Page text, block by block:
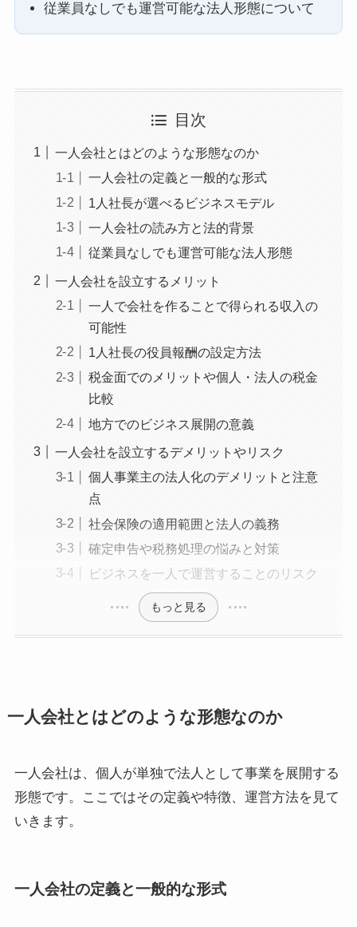
従業員なしでも運営可能な法人形態について
目次
一人会社とはどのような形態なのか
一人会社の定義と一般的な形式
1人社長が選べるビジネスモデル
一人会社の読み方と法的背景
従業員なしでも運営可能な法人形態
一人会社を設立するメリット
一人で会社を作ることで得られる収入の
可能性
1人社長の役員報酬の設定方法
税金面でのメリットや個人・法人の税金
比較
地方でのビジネス展開の意義
一人会社を設立するデメリットやリスク
個人事業主の法人化のデメリットと注意
点
社会保険の適用範囲と法人の義務
確定申告や税務処理の悩みと対策
ビジネスを一人で運営することのリスク
もっと見る
一人会社とはどのような形態なのか
一人会社は、個人が単独で法人として事業を展開する
形態です。ここではその定義や特徴、運営方法を見て
いきます。
一人会社の定義と一般的な形式